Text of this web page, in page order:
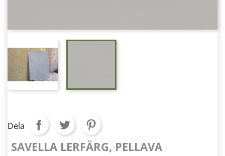
Dela
SAVELLA LERFÄRG, PELLAVA